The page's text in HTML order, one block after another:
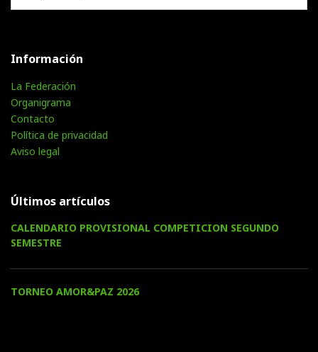
Información
La Federación
Organigrama
Contacto
Política de privacidad
Aviso legal
Últimos artículos
CALENDARIO PROVISIONAL COMPETICION SEGUNDO
SEMESTRE
TORNEO AMOR&PAZ 2026